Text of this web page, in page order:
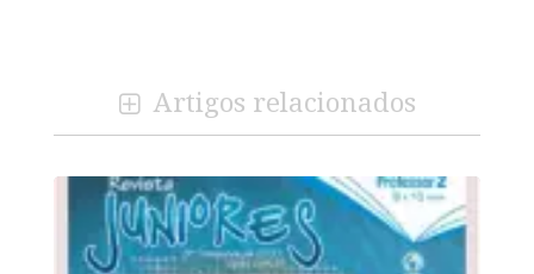
Artigos relacionados